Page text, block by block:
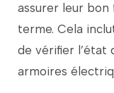
assurer leur bon
terme. Cela
de vérifier l’état
armoires